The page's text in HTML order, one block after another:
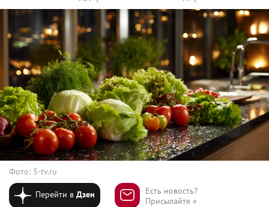
Фото: 5-tv.ru
Перейти вДзен
Есть новость?
Присылайте »